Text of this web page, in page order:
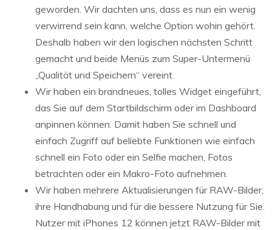
geworden. Wir dachten uns, dass es nun ein wenig
verwirrend sein kann, welche Option wohin gehört.
Deshalb haben wir den logischen nächsten Schritt
gemacht und beide Menüs zum Super-Untermenü
„Qualität und Speichern“ vereint.
Wir haben ein brandneues, tolles Widget eingeführt,
das Sie auf dem Startbildschirm oder im Dashboard
anpinnen können. Damit haben Sie schnell und
einfach Zugriff auf beliebte Funktionen wie einfach
schnell ein Foto oder ein Selfie machen, Fotos
betrachten oder ein Makro-Foto aufnehmen.
Wir haben mehrere Aktualisierungen für RAW-Bilder,
ihre Handhabung und für die bessere Nutzung für Sie.
Nutzer mit iPhones 12 können jetzt RAW-Bilder mit